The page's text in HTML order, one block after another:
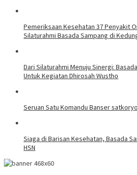
Pemeriksaan Kesehatan 37 Penyakit
Silaturahmi Basada Sampang di
Dari Silaturahmi Menuju Sinergi:
Untuk Kegiatan Dhirosah Wustho
Seruan Satu Komandu Banser
Siaga di Barisan Kesehatan, Basada
HSN